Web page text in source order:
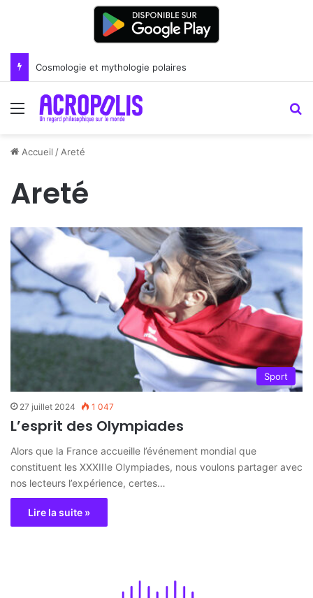
Cosmologie et mythologie polaires
Menu
Accueil / Areté
Areté
Sport
27 juillet 2024 1 047
L’esprit des Olympiades
Alors que la France accueille l’événement mondial que
constituent les XXXIIIe Olympiades, nous voulons partager avec
nos lecteurs l’expérience, certes…
Lire la suite »